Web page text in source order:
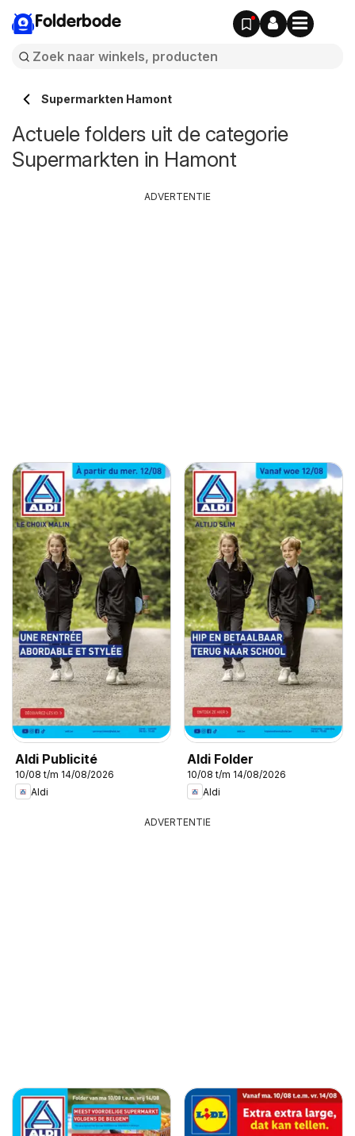
Folderbode
Supermarkten Hamont
Actuele folders uit de categorie
Supermarkten in Hamont
Aldi Publicité
10/08 t/m 14/08/2026
Aldi
Aldi Folder
10/08 t/m 14/08/2026
Aldi
ADVERTENTIE
ADVERTENTIE